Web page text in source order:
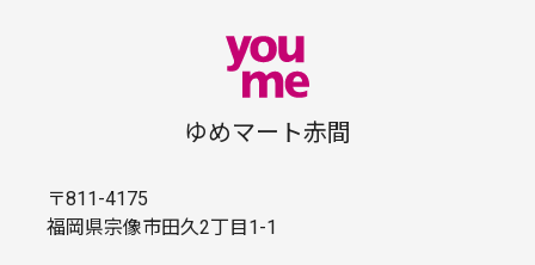
ゆめマート赤間
〒811-4175
福岡県宗像市田久2丁目1-1